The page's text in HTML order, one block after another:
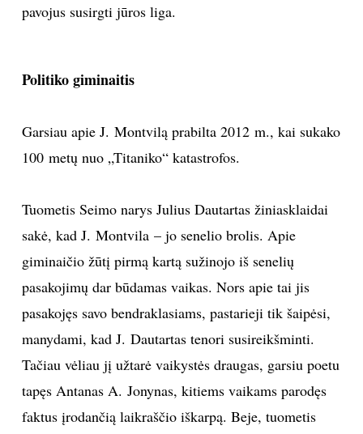
pavojus susirgti jūros liga.
Politiko giminaitis
Garsiau apie J. Montvilą prabilta 2012 m., kai sukako
100 metų nuo „Titaniko“ katastrofos.
Tuometis Seimo narys Julius Dautartas žiniasklaidai
sakė, kad J. Montvila – jo senelio brolis. Apie
giminaičio žūtį pirmą kartą sužinojo iš senelių
pasakojimų dar būdamas vaikas. Nors apie tai jis
pasakojęs savo bendraklasiams, pastarieji tik šaipėsi,
manydami, kad J. Dautartas tenori susireikšminti.
Tačiau vėliau jį užtarė vaikystės draugas, garsiu poetu
tapęs Antanas A. Jonynas, kitiems vaikams parodęs
faktus įrodančią laikraščio iškarpą. Beje, tuometis